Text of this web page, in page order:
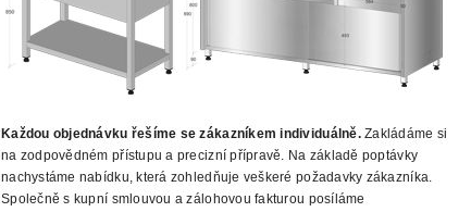
Každou objednávku řešíme se zákazníkem individuálně.Zakládáme si
na zodpovědném přístupu a precizní přípravě. Na základě poptávky
nachystáme nabídku, která zohledňuje veškeré požadavky zákazníka.
Společně s kupní smlouvou a zálohovou fakturou posíláme